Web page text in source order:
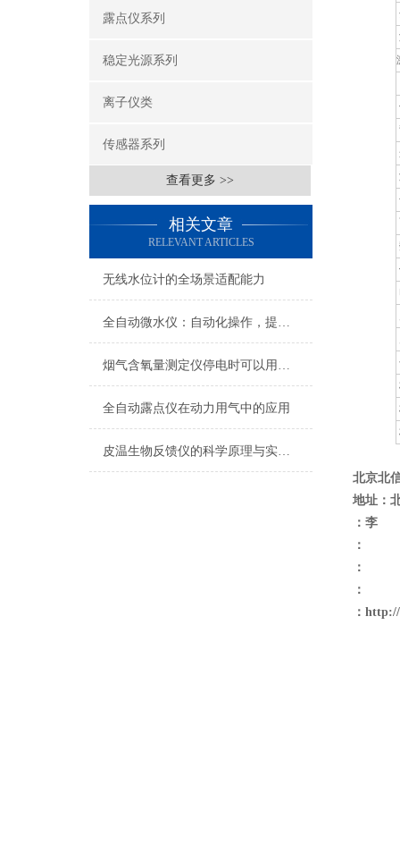
露点仪系列
稳定光源系列
离子仪类
传感器系列
查看更多 >>
相关文章
RELEVANT ARTICLES
无线水位计的全场景适配能力
全自动微水仪：自动化操作，提高检测效率
烟气含氧量测定仪停电时可以用吗？
全自动露点仪在动力用气中的应用
皮温生物反馈仪的科学原理与实际应用
北京北
地址：
：李
：
：
：
： http://